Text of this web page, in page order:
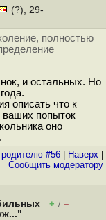
(?), 29-
полностью
и остальных. Но
описать что к
ваших попыток
оно
родителю #56 Наверх
Cообщить модератору
+ / –